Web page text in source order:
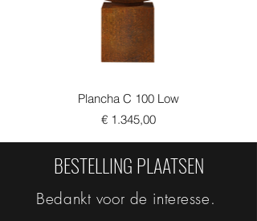
Plancha C 100 Low
Prijs
€ 1.345,00
BESTELLING PLAATSEN
Bedankt voor de interesse.